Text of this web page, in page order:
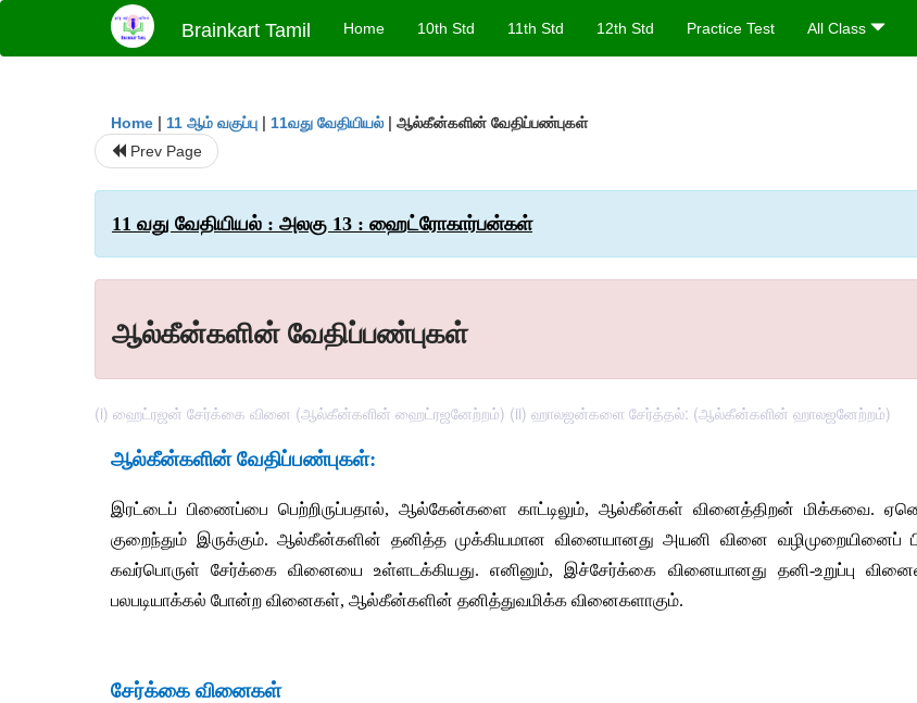
Brainkart Tamil Home 10th Std 11th Std 12th Std Practice Test All Class
Home | 11 ஆம் வகுப்பு | 11வது வேதியியல் | ஆல்கீன்களின் வேதிப்பண்புகள்
Prev Page
11 வது வேதியியல் : அலகு 13 : ஹைட்ரோகார்பன்கள்
ஆல்கீன்களின் வேதிப்பண்புகள்
(i) ஹைட்ரஜன் சேர்க்கை வினை (ஆல்கீன்களின் ஹைட்ரஜனேற்றம்) (ii) ஹாலஜன்களை சேர்த்தல்: (ஆல்கீன்களின் ஹாலஜனேற்றம்)
ஆல்கீன்களின் வேதிப்பண்புகள்:
இரட்டைப் பிணைப்பை பெற்றிருப்பதால், ஆல்கேன்களை காட்டிலும், ஆல்கீன்கள் வினைத்திறன் மிக்கவை.
குறைந்தும் இருக்கும். ஆல்கீன்களின் தனித்த முக்கியமான வினையானது அயனி வினை வழிமுறையினைப்
கவர்பொருள்
சேர்க்கை வினையை உள்ளடக்கியது. எனினும், இச்சேர்க்கை வினையானது தனி-உறுப்பு
பலபடியாக்கல் போன்ற வினைகள், ஆல்கீன்களின் தனித்துவமிக்க வினைகளாகும்.
சேர்க்கை வினைகள்